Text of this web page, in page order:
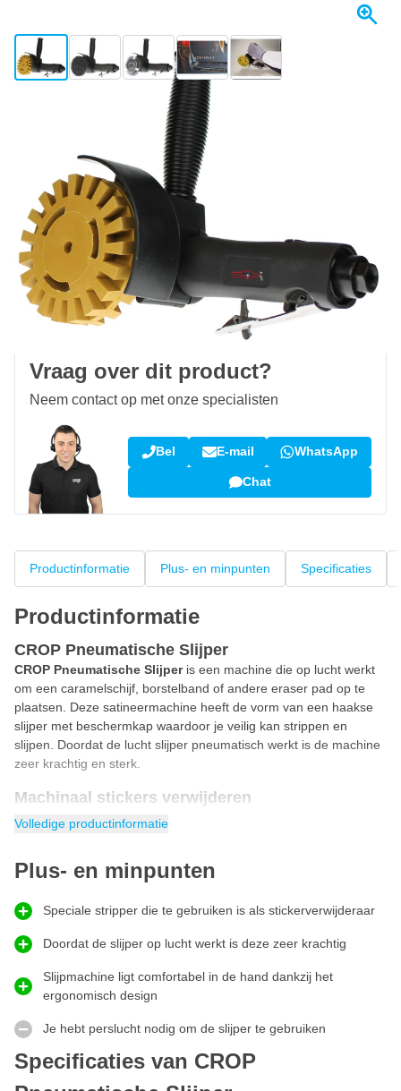
View larger imageView larger imageView larger imageView larger imageView larger image
€ 166, incl. BTW
Aantal
Voor 23:59 uur besteld,
Gratis bezorgdvanaf € 50,-
100 dagen retourneren en ruilen
Klantbeoordeling:
(34.269 reviews)
Vraag over dit product?
Neem contact op met onze specialisten
Bel E-mail WhatsApp
Chat
Productinformatie Plus- en minpunten Specificaties
Productinformatie
CROP Pneumatische Slijper
CROP Pneumatische Slijperis een machine die op lucht werkt
om een caramelschijf, borstelband of andere eraser pad op te
plaatsen. Deze satineermachine heeft de vorm van een haakse
slijper met beschermkap waardoor je veilig kan strippen en
slijpen. Doordat de lucht slijper pneumatisch werkt is de machine
zeer krachtig en sterk.
Machinaal stickers verwijderen
Machinaal stickers verwijderen
ligt de slijpmachine comfortabel in de hand tijdens het verwijderen
niet bang hoef te zijn om te veel snelheid te maken.
Snel stickers van auto verwijderen
deze pneumatische stickerverwijderaar verwijder je makkelijk en
snel de complete belettering van een auto zonder de lak te
caramelschijf is dat deze ook direct de lijmresten zal verwijderen.
Ideaal voor reclamebedrijven!
Volledige productinformatie
Plus- en minpunten
Speciale stripper die te gebruiken is als stickerverwijderaar
Doordat de slijper op lucht werkt is deze zeer krachtig
Slijpmachine ligt comfortabel in de hand dankzij het
ergonomisch design
Je hebt perslucht nodig om de slijper te gebruiken
Specificaties van CROP